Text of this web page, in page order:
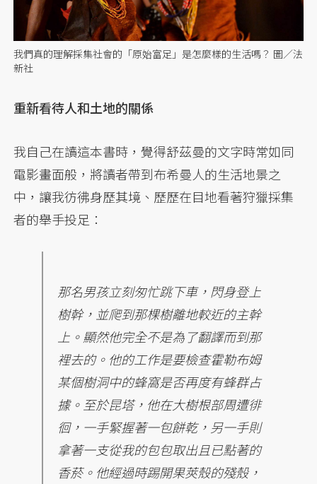
我們真的理解採集社會的「原始富足」是怎麼樣的生活嗎？ 圖／法
新社
重新看待人和土地的關係
我自己在讀這本書時，覺得舒茲曼的文字時常如同
電影畫面般，將讀者帶到布希曼人的生活地景之
中，讓我彷彿身歷其境、歷歷在目地看著狩獵採集
者的舉手投足：
那名男孩立刻匆忙跳下車，閃身登上
樹幹，並爬到那棵樹離地較近的主幹
上。顯然他完全不是為了翻譯而到那
裡去的。他的工作是要檢查霍勒布姆
某個樹洞中的蜂窩是否再度有蜂群占
據。至於昆塔，他在大樹根部周遭徘
徊，一手緊握著一包餅乾，另一手則
拿著一支從我的包包取出且已點著的
香菸。他經過時踢開果莢殼的殘殼，